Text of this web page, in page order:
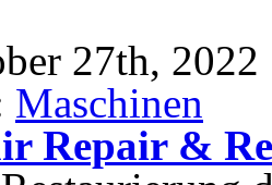
27th,
Maschinen
Repair &